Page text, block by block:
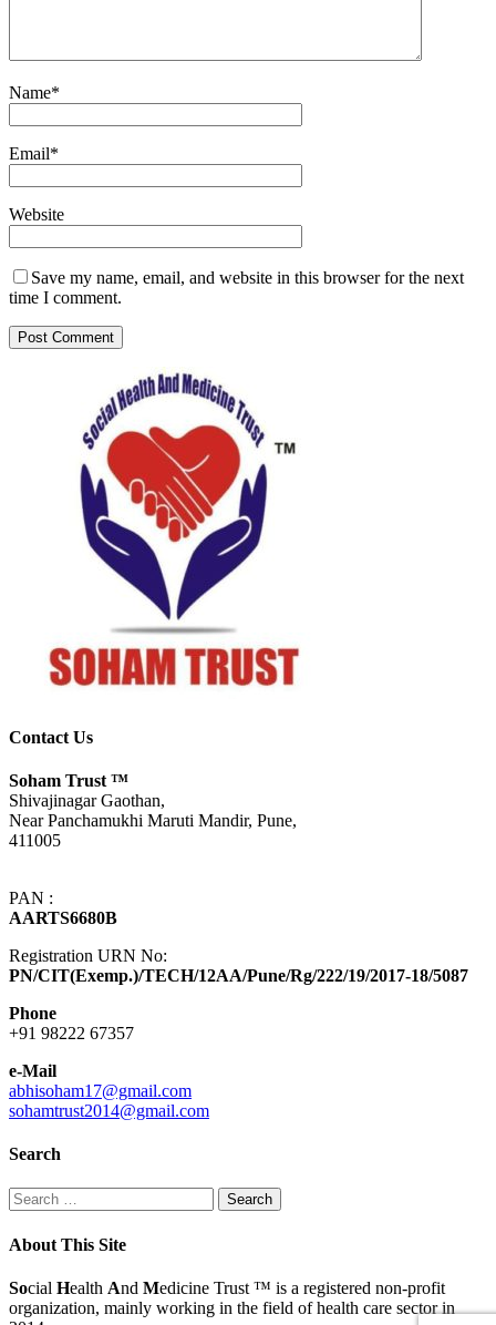
Name*
Email*
Website
Save my name, email, and website in this browser for the next
time I comment.
Contact Us
Soham Trust ™
Shivajinagar Gaothan,
Near Panchamukhi Maruti Mandir, Pune,
411005
PAN :
AARTS6680B
Registration URN No:
PN/CIT(Exemp.)/TECH/12AA/Pune/Rg/222/19/2017-18/5087
Phone
+91 98222 67357
e-Mail
abhisoham17@gmail.com
sohamtrust2014@gmail.com
Search
Search
for:
About This Site
Social Health And Medicine Trust ™ is a registered non-profit
organization, mainly working in the field of health care sector in